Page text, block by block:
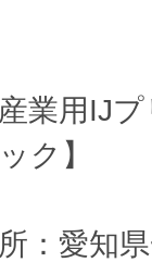
産業用IJ
ク】
：愛知